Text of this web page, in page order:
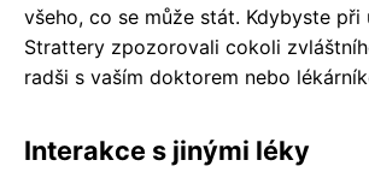
všeho, co se může stát. Kdybyste při
Strattery zpozorovali cokoli
radši s vaším doktorem nebo
Interakce s jinými léky